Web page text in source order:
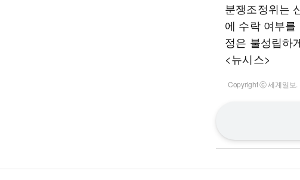
분쟁조정위는
에 수락 여부
정은 불성립하
<뉴시스>
Copyright ⓒ 세계일보.